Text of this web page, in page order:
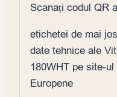
Scanați codul QR
etichetei de mai
date tehnice ale
180WHT pe site-
Europene